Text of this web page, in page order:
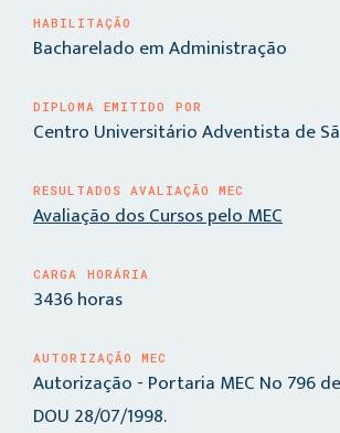
HABILITAÇÃO
Bacharelado em Administração
DIPLOMA EMITIDO POR
Centro Universitário Adventista de
RESULTADOS AVALIAÇÃO MEC
Avaliação dos Cursos pelo MEC
CARGA HORÁRIA
3436 horas
AUTORIZAÇÃO MEC
Autorização - Portaria MEC No 796
DOU 28/07/1998.